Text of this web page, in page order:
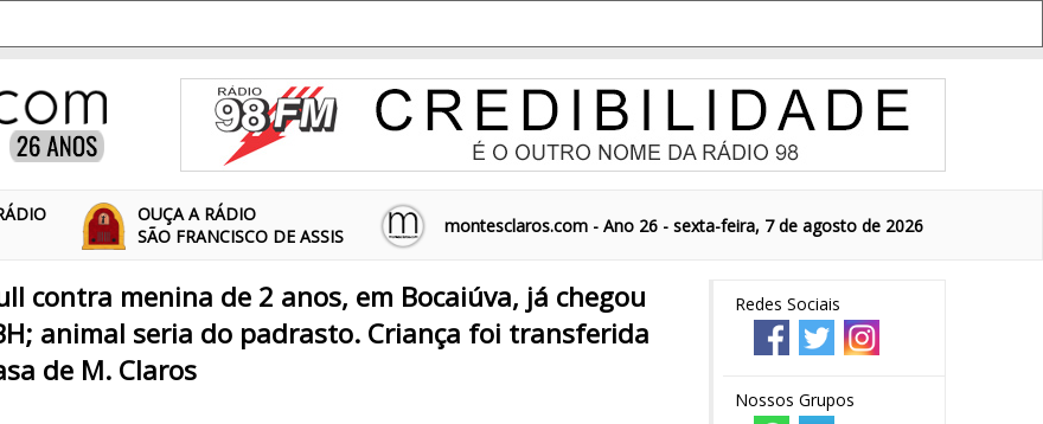
OUÇA A RÁDIO
SÃO FRANCISCO DE ASSIS
montesclaros.com - Ano 26 - sexta-feira, 7 de agosto de 2026
Redes Sociais
Nossos Grupos
contra menina de 2 anos, em Bocaiúva, já chegou
animal seria do padrasto. Criança foi transferida
de M. Claros